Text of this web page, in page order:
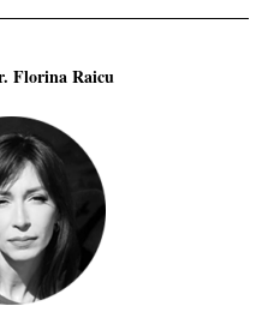
Florina Raicu